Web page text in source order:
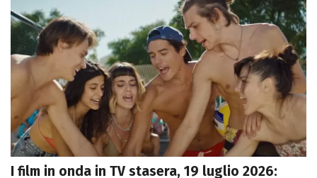
I film in onda in TV stasera, 19 luglio 2026: